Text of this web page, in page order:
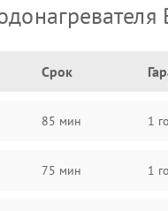
Срок
85 мин 1
75 мин 1